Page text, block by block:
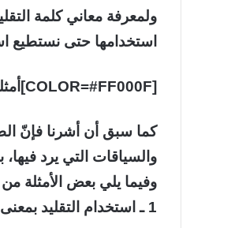
ولمعرفة معاني كلمة
استخدامها حتى نستطيع
[COLOR=#FF000F]أمثلة على استخدامات كلمة ‘التقليد’: [/COLOR]
كما سبق أن أشرنا فإنّ
والسياقات التي يرد
وفيما يلي بعض الأمثلة
1 ـ استخدام التقليد بمعنى التقاليد: